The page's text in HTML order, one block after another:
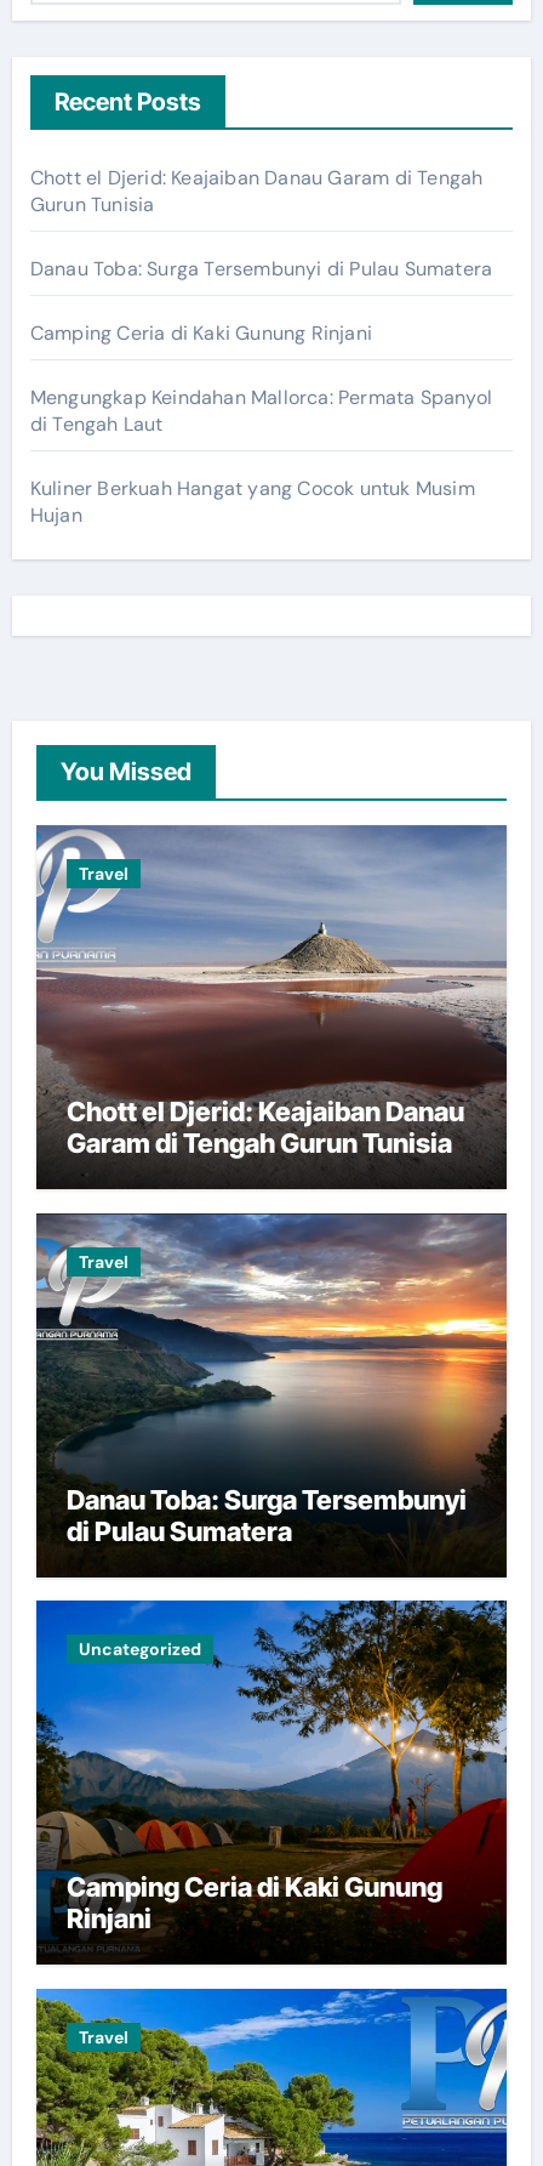
Recent Posts
Chott el Djerid: Keajaiban Danau Garam di Tengah
Gurun Tunisia
Danau Toba: Surga Tersembunyi di Pulau Sumatera
Camping Ceria di Kaki Gunung Rinjani
Mengungkap Keindahan Mallorca: Permata Spanyol
di Tengah Laut
Kuliner Berkuah Hangat yang Cocok untuk Musim
Hujan
You Missed
Travel
Chott el Djerid: Keajaiban Danau
Garam di Tengah Gurun Tunisia
Travel
Danau Toba: Surga Tersembunyi
di Pulau Sumatera
Uncategorized
Camping Ceria di Kaki Gunung
Rinjani
Travel